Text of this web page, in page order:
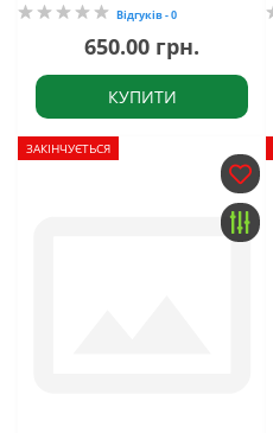
Відгуків - 0
650.00 грн.
КУПИТИ
ЗАКІНЧУЄТЬСЯ